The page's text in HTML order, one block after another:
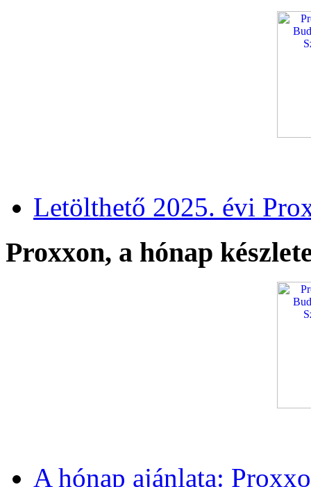
Letölthető 2025. évi
Proxxon, a hónap
A hónap ajánlata: